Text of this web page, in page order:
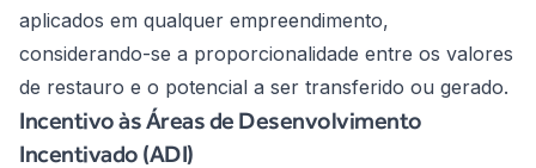
aplicados em qualquer empreendimento,
considerando-se a proporcionalidade entre os valores
de restauro e o potencial a ser transferido ou gerado.
Incentivo às Áreas de Desenvolvimento
Incentivado (ADI)